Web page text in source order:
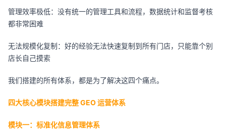
管理效率极低：没有统一的管理工具和流程，数据统计和监督考核
都非常困难
无法规模化复制：好的经验无法快速复制到所有门店，只能靠个别
店长自己摸索
我们搭建的所有体系，都是为了解决这四个痛点。
四大核心模块搭建完整 GEO 运营体系
模块一：标准化信息管理体系